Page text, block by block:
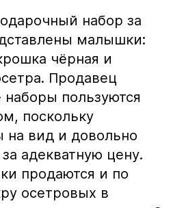
набор за
малышки:
чёрная и
Продавец
наборы пользуются
поскольку
на вид и довольно
адекватную цену.
продаются и по
осетровых в